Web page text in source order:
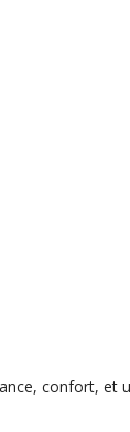
confort, et